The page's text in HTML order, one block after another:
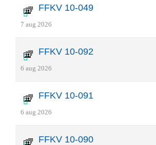
FFKV 10-049
7 aug 2026
FFKV 10-092
6 aug 2026
FFKV 10-091
6 aug 2026
FFKV 10-090